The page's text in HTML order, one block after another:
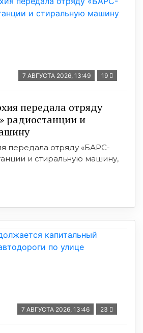
7 АВГУСТА 2026, 13:49 19
передала отряду
радиостанции и
передала отряду «БАРС-
и стиральную машину,
7 АВГУСТА 2026, 13:46 23